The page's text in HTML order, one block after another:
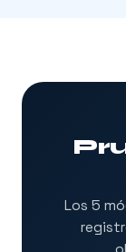
Los 5